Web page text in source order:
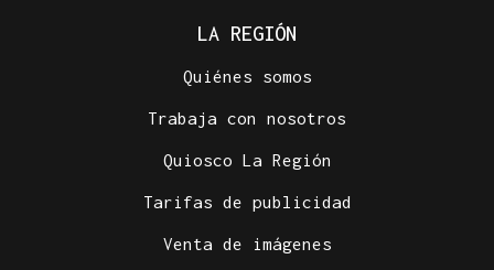
Plácido Blanco Bembibre
LA REGIÓN
Quiénes somos
Trabaja con nosotros
Quiosco La Región
Tarifas de publicidad
Venta de imágenes